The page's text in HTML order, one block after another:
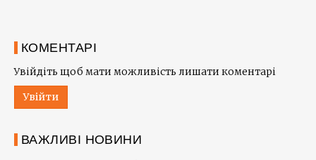
КОМЕНТАРІ
Увійдіть щоб мати можливість лишати коментарі
Увійти
ВАЖЛИВІ НОВИНИ